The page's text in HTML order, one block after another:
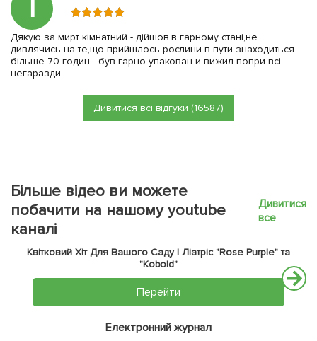
Т
Дякую за мирт кімнатний - дійшов в гарному стані,не
дивлячись на те,що прийшлось рослини в пути знаходиться
більше 70 годин - був гарно упакован и вижил попри всі
негаразди
Дивитися всі відгуки (16587)
Більше відео ви можете
побачити на нашому youtube
каналі
Дивитися
все
Квітковий Хіт Для Вашого Саду | Ліатріс "Rose Purple" та
"Kobold"
Перейти
Електронний журнал